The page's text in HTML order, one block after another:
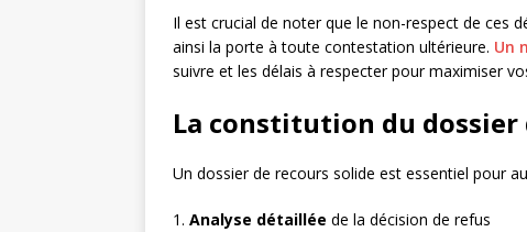
Il est crucial de noter que le non-respect de ces
ainsi la porte à toute contestation ultérieure. Un
suivre et les délais à respecter pour maximiser
La constitution du dossier
Un dossier de recours solide est essentiel pour
1. Analyse détaillée de la décision de refus